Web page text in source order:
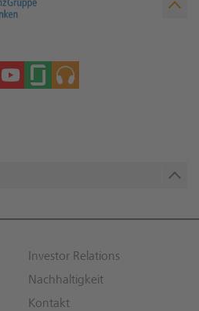
Investor Relations
Nachhaltigkeit
Kontakt